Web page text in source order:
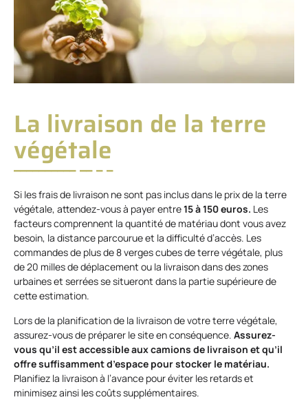
La livraison de la terre
végétale
Si les frais de livraison ne sont pas inclus dans le prix de la terre
végétale, attendez-vous à payer entre15 à 150 euros. Les
facteurs comprennent la quantité de matériau dont vous avez
besoin, la distance parcourue et la difficulté d’accès. Les
commandes de plus de 8 verges cubes de terre végétale, plus
de 20 milles de déplacement ou la livraison dans des zones
urbaines et serrées se situeront dans la partie supérieure de
cette estimation.
Lors de la planification de la livraison de votre terre végétale,
assurez-vous de préparer le site en conséquence. Assurez-
vous qu’il est accessible aux camions de livraison et qu’il
offre suffisamment d’espace pour stocker le matériau.
Planifiez la livraison à l’avance pour éviter les retards et
minimisez ainsi les coûts supplémentaires.